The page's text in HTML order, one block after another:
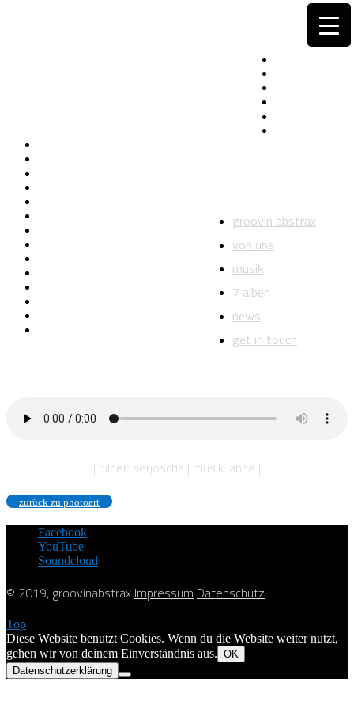
groovin abstrax
von uns
musik
7 alben
news
get in touch
| bilder: serjoscha | musik: anne |
zurück zu photoart
Facebook
YouTube
Soundcloud
© 2019, groovinabstraxImpressumDatenschutz
Top
Diese Website benutzt Cookies. Wenn du die Website weiter nutzt,
gehen wir von deinem Einverständnis aus. OK
Datenschutzerklärung